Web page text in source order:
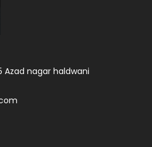
Azad nagar haldwani